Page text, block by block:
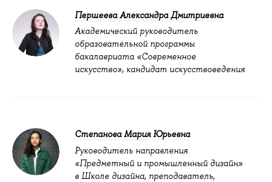
Першеева Александра Дмитриевна
Академический руководитель
образовательной программы
бакалавриата «Современное
искусство», кандидат искусствоведения
Степанова Мария Юрьевна
Руководитель направления
«Предметный и промышленный дизайн»
в Школе дизайна, преподаватель,